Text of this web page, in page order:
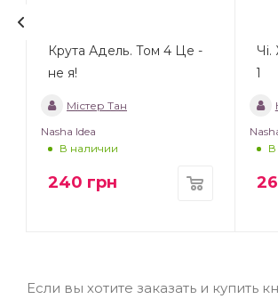
Крута Адель. Том 4 Це -
не я!
Містер Тан
Nasha Idea
В наличии
240 грн
Чі.
1
В
Если вы хотите заказать и купить